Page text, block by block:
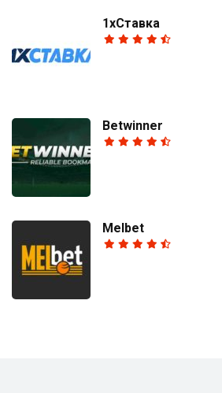
1хСтавка
Betwinner
Melbet